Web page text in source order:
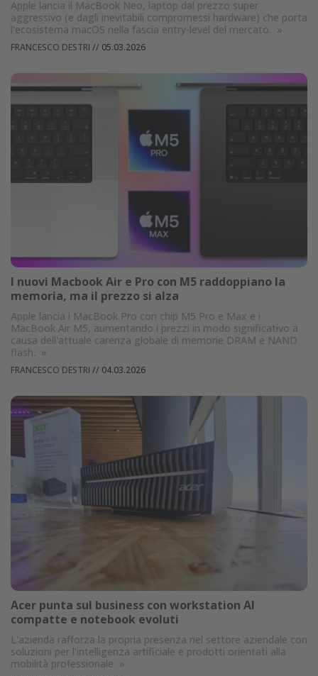
Apple lancia il MacBook Neo, laptop dal prezzo super
aggressivo (e dagli inevitabili compromessi hardware) che porta
l'ecosistema macOS nella fascia entry-level del mercato. »
FRANCESCO DESTRI // 05.03.2026
I nuovi Macbook Air e Pro con M5 raddoppiano la
memoria, ma il prezzo si alza
Apple lancia i MacBook Pro con chip M5 Pro e Max e i
MacBook Air M5, aumentando i prezzi in modo significativo a
causa dell'attuale carenza globale di memorie DRAM e NAND
flash. »
FRANCESCO DESTRI // 04.03.2026
Acer punta sul business con workstation AI
compatte e notebook evoluti
L'azienda rafforza la propria presenza nel settore aziendale con
soluzioni per l'intelligenza artificiale e prodotti orientati alla
mobilità professionale »